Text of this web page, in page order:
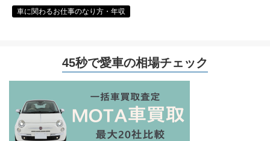
車に関わるお仕事のなり方・年収
45秒で愛車の相場チェック